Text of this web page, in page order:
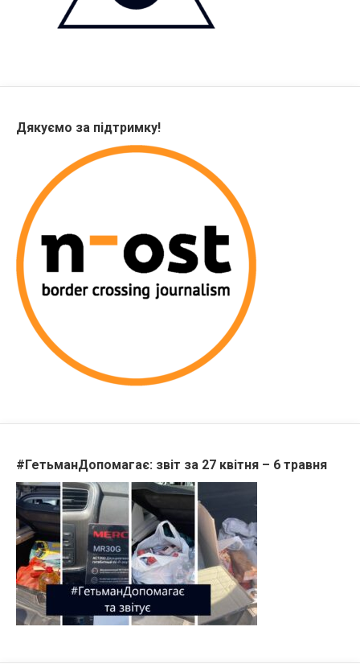
Дякуємо за підтримку!
#ГетьманДопомагає: звіт за 27 квітня – 6 травня